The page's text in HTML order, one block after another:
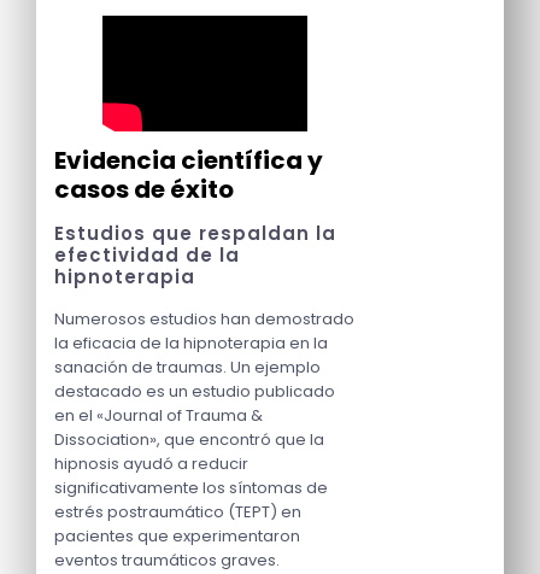
Evidencia científica y
casos de éxito
Estudios que respaldan la
efectividad de la
hipnoterapia
Numerosos estudios han demostrado
la eficacia de la hipnoterapia en la
sanación de traumas. Un ejemplo
destacado es un estudio publicado
en el «Journal of Trauma &
Dissociation», que encontró que la
hipnosis ayudó a reducir
significativamente los síntomas de
estrés postraumático (TEPT) en
pacientes que experimentaron
eventos traumáticos graves.